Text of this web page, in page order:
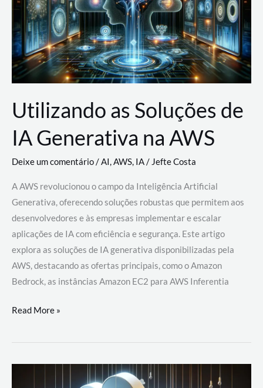
Utilizando as Soluções de
IA Generativa na AWS
Deixe um comentário/AI,AWS, IA/Jefte Costa
A AWS revolucionou o campo da Inteligência Artificial
Generativa, oferecendo soluções robustas que permitem aos
desenvolvedores e às empresas implementar e escalar
aplicações de IA com eficiência e segurança. Este artigo
explora as soluções de IA generativa disponibilizadas pela
AWS, destacando as ofertas principais, como o Amazon
Bedrock, as instâncias Amazon EC2 para AWS Inferentia
Utilizando
Soluções
Read More »